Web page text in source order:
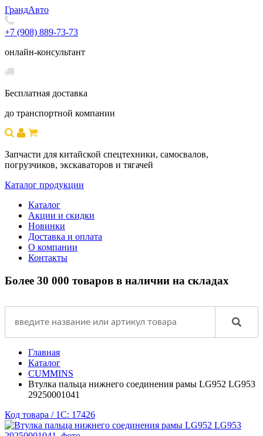
ГрандАвто
+7 (908) 889-73-73
онлайн-консультант
Бесплатная доставка
до транспортной компании
Запчасти для китайской спецтехники, самосвалов,
погрузчиков, экскаваторов и тягачей
Каталог продукции
Каталог
Акции и скидки
Новинки
Доставка и оплата
О компании
Контакты
Более 30 000 товаров в наличии на складах
Главная
Каталог
CUMMINS
Втулка пальца нижнего соединения рамы LG952 LG953
29250001041
Код товара / 1C: 17426